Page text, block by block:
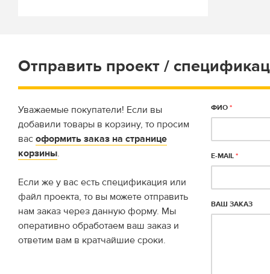
Отправить проект /
Уважаемые покупатели! Если вы
добавили товары в корзину, то просим
вас оформить заказ на странице
корзины.
Если же у вас есть спецификация или
файл проекта, то вы можете отправить
нам заказ через данную форму. Мы
оперативно обработаем ваш заказ и
ответим вам в кратчайшие сроки.
ФИО *
E-MAIL *
ВАШ ЗАКАЗ